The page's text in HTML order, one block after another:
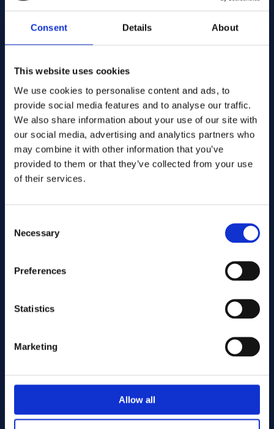
Consent Details About
This website uses cookies
We use cookies to personalise content and ads, to
provide social media features and to analyse our traffic.
We also share information about your use of our site with
our social media, advertising and analytics partners who
may combine it with other information that you’ve
provided to them or that they’ve collected from your use
of their services.
Selection
Necessary
Preferences
Statistics
Marketing
Allow all
Viestisi
Associerade produkter